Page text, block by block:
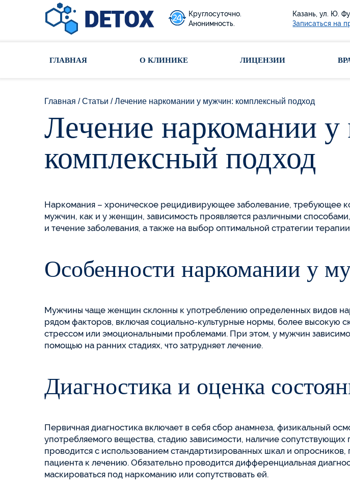
Круглосуточно.
Анонимность.
Казань, ул. Ю.
Записаться на
ГЛАВНАЯ О КЛИНИКЕ ЛИЦЕНЗИИ
Главная /Статьи /Лечение наркомании у мужчин: комплексный подход
Лечение наркомании
комплексный подход
Наркомания – хроническое рецидивирующее заболевание, требующее
мужчин, как и у женщин, зависимость проявляется различными
и течение заболевания, а также на выбор оптимальной стратегии
Особенности наркомании у
Мужчины чаще женщин склонны к употреблению определенных видов
рядом факторов, включая социально-культурные нормы, более высокую
стрессом или эмоциональными проблемами. При этом, у мужчин
помощью на ранних стадиях, что затрудняет лечение.
Диагностика и оценка
Первичная диагностика включает в себя сбор анамнеза, физикальный
употребляемого вещества, стадию зависимости, наличие
проводится с использованием стандартизированных шкал и
пациента к лечению. Обязательно проводится дифференциальная
маскироваться под наркоманию или сопутствовать ей.